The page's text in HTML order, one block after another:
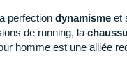
perfection dynamisme et
de running, la
homme est une alliée